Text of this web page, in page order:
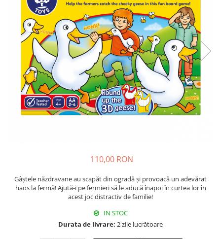
110,00 RON
Gâștele năzdravane au scapăt din ogradă și provoacă un adevărat
haos la fermă! Ajută-i pe fermieri să le aducă înapoi în curtea lor în
acest joc distractiv de familie!
IN STOC
Durata de livrare: 2 zile lucrătoare